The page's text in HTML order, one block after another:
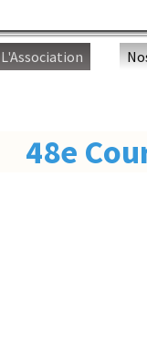
L'Association
48e